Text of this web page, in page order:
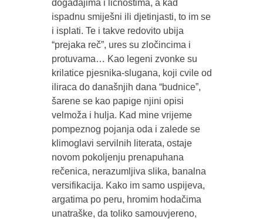
događajima i ličnostima, a kad
ispadnu smiješni ili djetinjasti, to im se
i isplati. Te i takve redovito ubija
“prejaka reč”, ures su zločincima i
protuvama… Kao legeni zvonke su
krilatice pjesnika-slugana, koji cvile od
iliraca do današnjih dana “budnice”,
šarene se kao papige njini opisi
velmoža i hulja. Kad mine vrijeme
pompeznog pojanja oda i zalede se
klimoglavi servilnih literata, ostaje
novom pokoljenju prenapuhana
rečenica, nerazumljiva slika, banalna
versifikacija. Kako im samo uspijeva,
argatima po peru, hromim hodačima
unatraške, da toliko samouvjereno,